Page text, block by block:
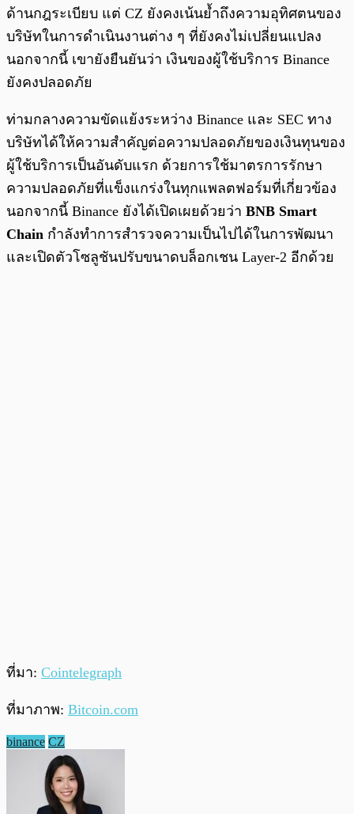
ด้านกฎระเบียบ แต่ CZ ยังคงเน้นย้ำถึงความอุทิศตนของ
บริษัทในการดำเนินงานต่าง ๆ ที่ยังคงไม่เปลี่ยนแปลง
นอกจากนี้ เขายังยืนยันว่า เงินของผู้ใช้บริการ Binance
ยังคงปลอดภัย
ท่ามกลางความขัดแย้งระหว่าง Binance และ SEC ทาง
บริษัทได้ให้ความสำคัญต่อความปลอดภัยของเงินทุนของ
ผู้ใช้บริการเป็นอันดับแรก ด้วยการใช้มาตรการรักษา
ความปลอดภัยที่แข็งแกร่งในทุกแพลตฟอร์มที่เกี่ยวข้อง
นอกจากนี้ Binance ยังได้เปิดเผยด้วยว่า BNB Smart
Chain กำลังทำการสำรวจความเป็นไปได้ในการพัฒนา
และเปิดตัวโซลูชันปรับขนาดบล็อกเชน Layer-2 อีกด้วย
ที่มา: Cointelegraph
ที่มาภาพ: Bitcoin.com
binance CZ